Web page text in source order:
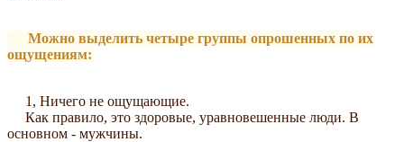
Можно выделить четыре группы опрошенных по их
ощущениям:
1, Ничего не ощущающие.
Как правило, это здоровые, уравновешенные люди. В
основном - мужчины.